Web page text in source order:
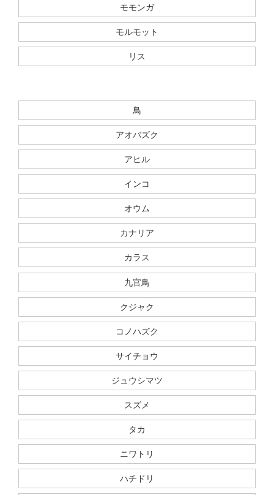
モモンガ
モルモット
リス
鳥
アオバズク
アヒル
インコ
オウム
カナリア
カラス
九官鳥
クジャク
コノハズク
サイチョウ
ジュウシマツ
スズメ
タカ
ニワトリ
ハチドリ